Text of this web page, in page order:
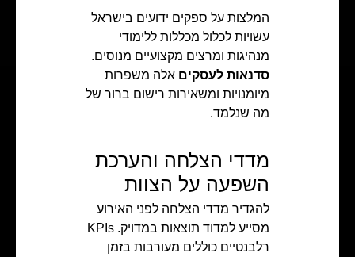
המלצות על ספקים ידועים בישראל
עשויות לכלול מכללות ללימודי
מנהיגות ומרצים מקצועיים מנוסים.
סדנאות לעסקים אלה משפרות
מיומנויות ומשאירות רישום ברור של
מה שנלמד.
מדדי הצלחה והערכת
השפעה על הצוות
להגדיר מדדי הצלחה לפני האירוע
מסייע למדוד תוצאות במדויק. KPIs
רלבנטיים כוללים מעורבות בזמן